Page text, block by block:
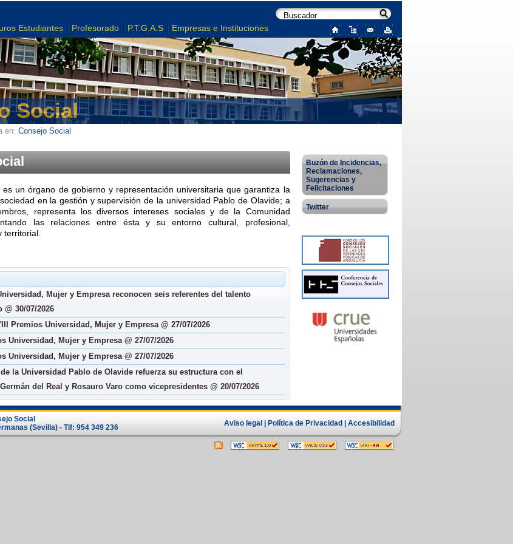
Estudiantes Profesorado P.T.G.A.S Empresas e Instituciones
Social
en: Consejo Social
es un órgano de gobierno y representación universitaria que garantiza la
en la gestión y supervisión de la universidad Pablo de Olavide; a
representa los diversos intereses sociales y de la Comunidad
las relaciones entre ésta y su entorno cultural, profesional,
territorial.
Mujer y Empresa reconocen seis referentes del talento
30/07/2026
Premios Universidad, Mujer y Empresa @ 27/07/2026
Universidad, Mujer y Empresa @ 27/07/2026
Universidad, Mujer y Empresa @ 27/07/2026
la Universidad Pablo de Olavide refuerza su estructura con el
del Real y Rosauro Varo como vicepresidentes @ 20/07/2026
Buzón de Incidencias,
Reclamaciones,
Sugerencias y
Felicitaciones
Twitter
Social
(Sevilla) - Tlf: 954 349 236
Aviso legal | Política de Privacidad | Accesibilidad